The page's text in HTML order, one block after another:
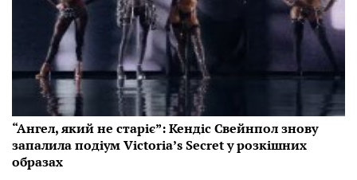
“Ангел, який не старіє”: Кендіс Свейнпол знову
запалила подіум Victoria’s Secret у розкішних
образах